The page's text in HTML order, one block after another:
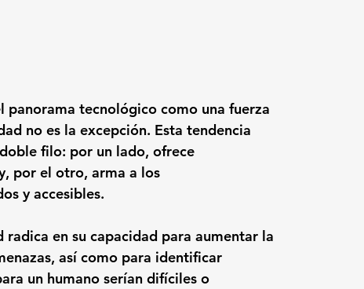
tecnológico como una fuerza
no es la excepción. Esta tendencia
filo: por un lado, ofrece
por el otro, arma a los
y accesibles.
en su capacidad para aumentar la
así como para identificar
un humano serían difíciles o